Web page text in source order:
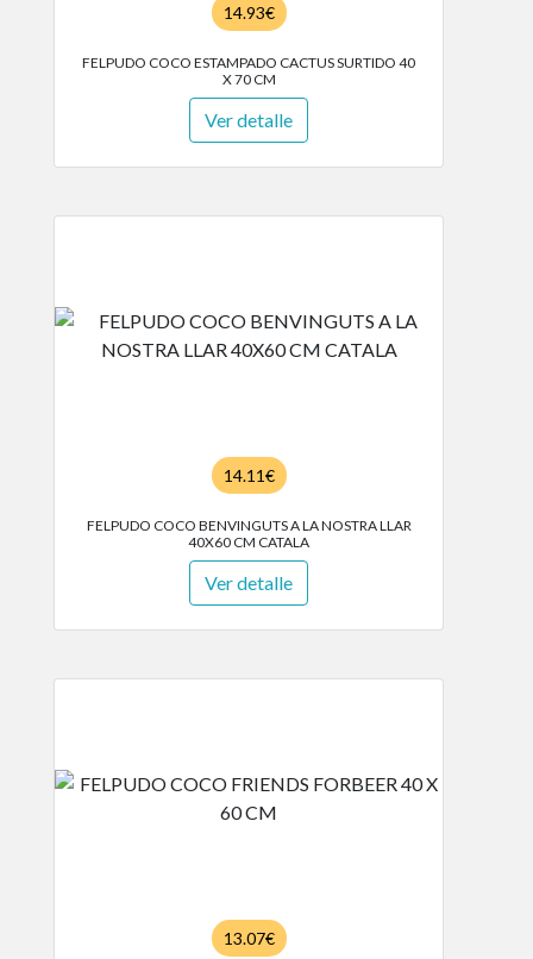
14.93€
FELPUDO COCO ESTAMPADO CACTUS SURTIDO 40
X 70 CM
Ver detalle
14.11€
FELPUDO COCO BENVINGUTS A LA NOSTRA LLAR
40X60 CM CATALA
Ver detalle
13.07€